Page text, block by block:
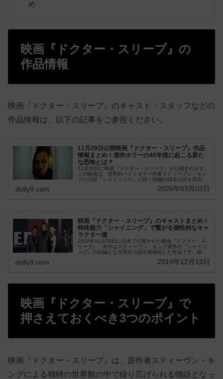
め
映画『ドクター・スリープ』の
作品情報
映画『ドクター・スリープ』のキャスト・スタッフなどの
作品情報は、以下の記事をご参照ください。
11月29日公開映画『ドクター・スリープ』作品
情報まとめ！傑作ホラーの40年後に起こる新た
な恐怖とは？
11月29日に映画『ドクター・スリープ』が公開されます。
この映画は、世界的ベストセラー作家スティーブン・キン
グの小説『シャイニング』に続く続編の同名小説を原作と
して、監督にマイク・フラナガン、主演にユ...
dolly9.com 2026年03月03日
映画『ドクター・スリープ』のキャストまとめ！
特殊能力「シャイニング」で繋がる個性的なキャ
ラクター達
2019年11月29日に日本で公開された映画『ドクター・ス
リープ』。本作はスティーヴン・キング原作の『シャイニ
ング』の続編となる同名小説を映画化した作品です。映画
『ドクター・スリープ』ではユアン・マク...
dolly9.com 2019年12月13日
映画『ドクター・スリープ』で
押さえておくべき3つのポイント
映画『ドクター・スリープ』は、原作者スティーヴン・キ
ングによる独特の世界観の中で繰り広げられる物語となっ